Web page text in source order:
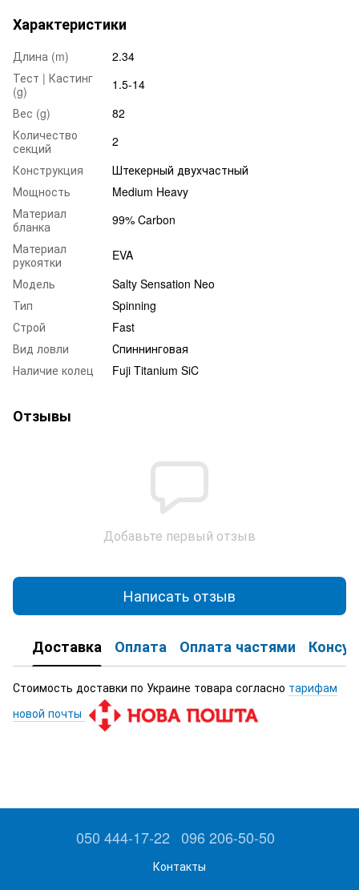
Характеристики
Длина (m)
2.34
Тест | Кастинг
(g)
1.5-14
Вес (g)
82
Количество
секций
2
Конструкция
Штекерный двухчастный
Мощность
Medium Heavy
Материал
бланка
99% Carbon
Материал
рукоятки
EVA
Модель
Salty Sensation Neo
Тип
Spinning
Строй
Fast
Вид ловли
Спиннинговая
Наличие колец
Fuji Titanium SiC
Отзывы
Добавьте первый отзыв
Написать отзыв
Доставка Оплата Оплата частями
Стоимость доставки по Украине товара согласно тарифам
новой почты
050 444-17-22 096 206-50-50
Контакты